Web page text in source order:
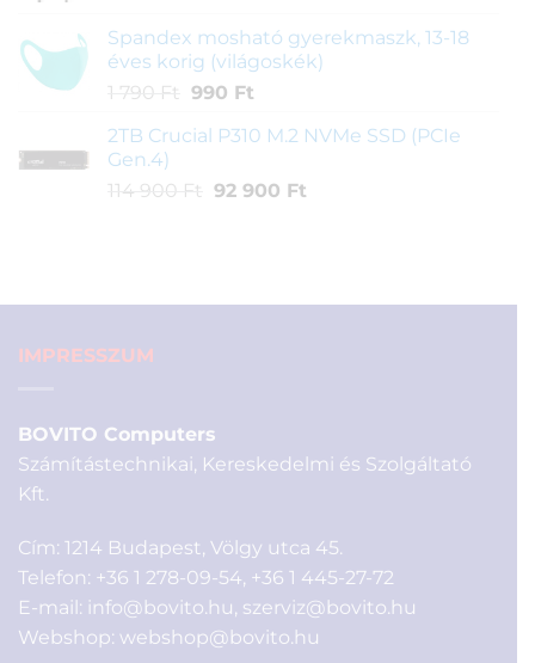
4
990 Ft.
4
290 Ft.
Spandex mosható gyerekmaszk, 13-18
éves korig (világoskék)
1 790 Ft
Original
was:
790 Ft.
990 FtCurrent
is:
2TB Crucial P310 M.2 NVMe SSD (PCIe
Gen.4)
114 900 Ft
Original
92 900 FtCurrent
IMPRESSZUM
BOVITO Computers
Számítástechnikai, Kereskedelmi és Szolgáltató
Kft.
Cím: 1214 Budapest, Völgy utca 45.
Telefon: +36 1 278-09-54, +36 1 445-27-72
E-mail: info@bovito.hu, szerviz@bovito.hu
Webshop: webshop@bovito.hu